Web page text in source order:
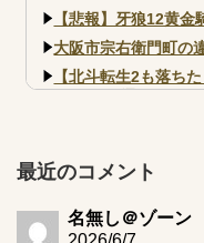
【悲報】牙狼12黄
大阪市宗右衛門町の
【北斗転生2も落ち
的な何かが通りにく...
アズールレーン スロ
最近のコメント
名無し＠ゾーン